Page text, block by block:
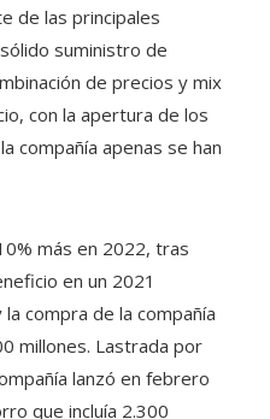
de las principales
suministro de
de precios y mix
con la apertura de los
compañía apenas se han
más en 2022, tras
en un 2021
compra de la compañía
millones. Lastrada por
lanzó en febrero
que incluía 2.300